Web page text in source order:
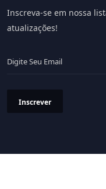
Inscreva-se em nossa
atualizações!
Inscrever